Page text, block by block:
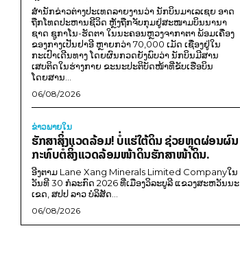
ສຳນັກຂ່າວຕ່າງປະເທດລາຍງານວ່າ ນັກບິນມາເລເຊຍ ອາດ
ຖືກໂທດປະຫານຊີວິດ ຫຼັງຖືກຈັບກຸມຢູ່ສະໜາມບິນນານາ
ຊາດ ຊູກາໂນ-ຮັດຕາ ໃນນະຄອນຫຼວງຈາກາຕາ ພ້ອມເຄື່ອງ
ຂອງກາງເປັນຢາອີ ຫຼາຍກວ່າ 70,000 ເມັດ ເຊື່ອງຢູ່ໃນ
ກະເປົາເດີນທາງ ໂດຍຜົນກວດຍັງພົບວ່າ ນັກບິນມີສານ
ເສບຕິດໃນຮ່າງກາຍ ຂະນະປະຕິບັດໜ້າທີ່ຂັບເຮືອບິນ
ໂດຍສານ...
06/08/2026
ຂ່າວພາຍ​ໃນ
ຮັກສາສິ່ງແວດລ້ອມ! ບໍ່ແຮ່ໃຕ້ດິນ ຊ່ວຍຫຼຸດຜ່ອນຜົນ
ກະທົບຕໍ່ສິ່ງແວດລ້ອມໜ້າດິນຮັກສາໜ້າດິນ.
ອີງຕາມ Lane Xang Minerals Limited Companyໃນ
ວັນທີ 30 ກໍລະກົດ 2026 ທີ່ເມືອງວິລະບູລີ ແຂວງສະຫວັນນະ
ເຂດ, ສປປ ລາວ ບໍລິສັດ...
06/08/2026